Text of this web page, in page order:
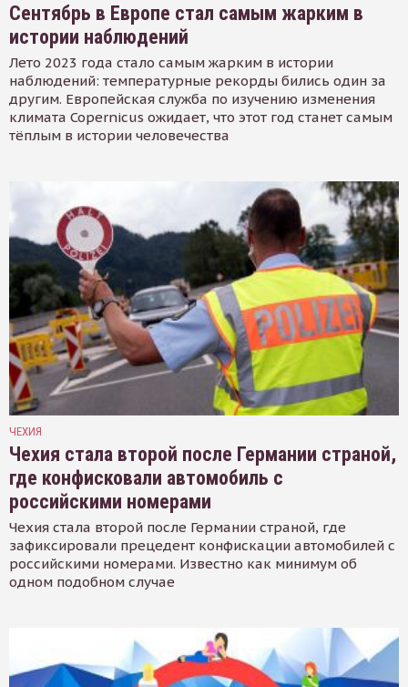
Сентябрь в Европе стал самым жарким в
истории наблюдений
Лето 2023 года стало самым жарким в истории
наблюдений: температурные рекорды бились один за
другим. Европейская служба по изучению изменения
климата Copernicus ожидает, что этот год станет самым
тёплым в истории человечества
ЧЕХИЯ
Чехия стала второй после Германии страной,
где конфисковали автомобиль с
российскими номерами
Чехия стала второй после Германии страной, где
зафиксировали прецедент конфискации автомобилей с
российскими номерами. Известно как минимум об
одном подобном случае